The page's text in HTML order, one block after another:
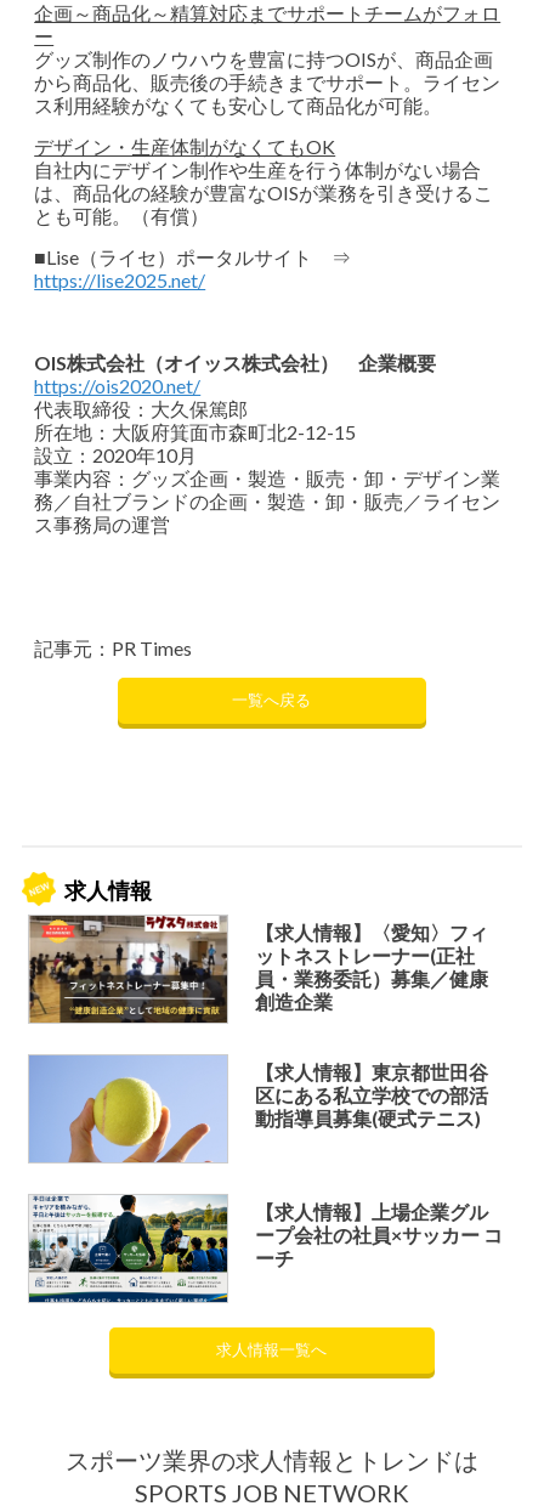
企画～商品化～精算対応までサポートチームがフォロ
ー
グッズ制作のノウハウを豊富に持つOISが、商品企画
から商品化、販売後の手続きまでサポート。ライセン
ス利用経験がなくても安心して商品化が可能。
デザイン・生産体制がなくてもOK
自社内にデザイン制作や生産を行う体制がない場合
は、商品化の経験が豊富なOISが業務を引き受けるこ
とも可能。（有償）
■Lise（ライセ）ポータルサイト ⇒
https://lise2025.net/
OIS株式会社（オイッス株式会社） 企業概要
https://ois2020.net/
代表取締役：大久保篤郎
所在地：大阪府箕面市森町北2-12-15
設立：2020年10月
事業内容：グッズ企画・製造・販売・卸・デザイン業
務／自社ブランドの企画・製造・卸・販売／ライセン
ス事務局の運営
記事元：PR Times
一覧へ戻る
求人情報
【求人情報】〈愛知〉フィ
ットネストレーナー(正社
員・業務委託）募集／健康
創造企業
【求人情報】東京都世田谷
区にある私立学校での部活
動指導員募集(硬式テニス)
【求人情報】上場企業グル
ープ会社の社員×サッカー コ
ーチ
求人情報一覧へ
スポーツ業界の求人情報とトレンドは
SPORTS JOB NETWORK